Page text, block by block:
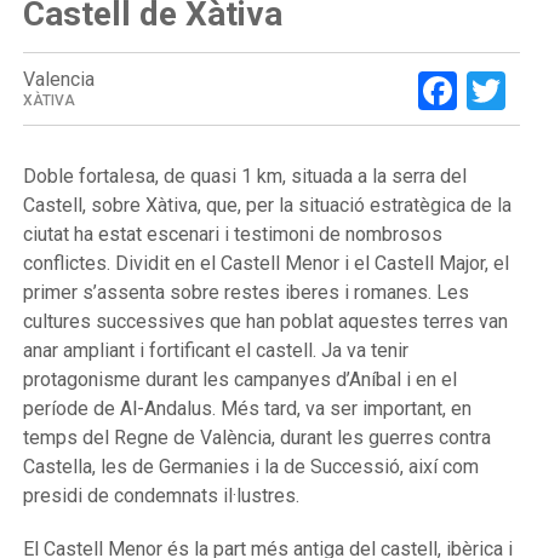
Castell de Xàtiva
Valencia
XÀTIVA
Doble fortalesa, de quasi 1 km, situada a la serra del
Castell, sobre Xàtiva, que, per la situació estratègica de la
ciutat ha estat escenari i testimoni de nombrosos
conflictes. Dividit en el Castell Menor i el Castell Major, el
primer s’assenta sobre restes iberes i romanes. Les
cultures successives que han poblat aquestes terres van
anar ampliant i fortificant el castell. Ja va tenir
protagonisme durant les campanyes d’Aníbal i en el
període de Al-Andalus. Més tard, va ser important, en
temps del Regne de València, durant les guerres contra
Castella, les de Germanies i la de Successió, així com
presidi de condemnats il·lustres.
El Castell Menor és la part més antiga del castell, ibèrica i